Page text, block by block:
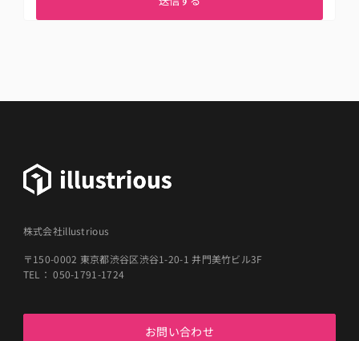
株式会社illustrious
〒150-0002 東京都渋谷区渋谷1-20-1 井門美竹ビル3F
TEL： 050-1791-1724
お問い合わせ